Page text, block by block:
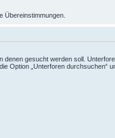
Übereinstimmungen.
denen gesucht werden soll.
Option „Unterforen durchsuchen“